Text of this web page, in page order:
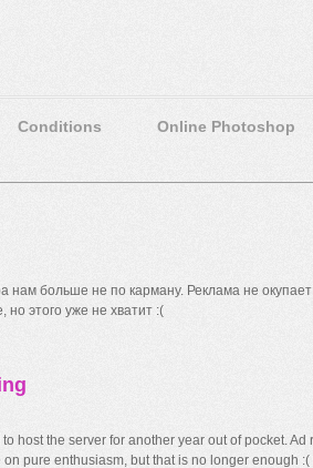
Conditions Online Photoshop
больше не по карману. Реклама не
этого уже не хватит :(
host the server for another year out of pocket. Ad
pure enthusiasm, but that is no longer enough :(